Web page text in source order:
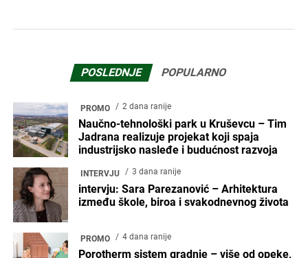
POSLEDNJE POPULARNO
PROMO 2 dana ranije
Naučno-tehnološki park u Kruševcu – Tim
Jadrana realizuje projekat koji spaja
industrijsko nasleđe i budućnost razvoja
INTERVJU 3 dana ranije
intervju: Sara Parezanović – Arhitektura
između škole, biroa i svakodnevnog života
PROMO 4 dana ranije
Porotherm sistem gradnje – više od opeke,